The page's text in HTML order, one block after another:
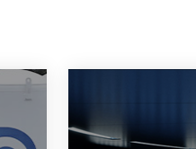
삼성SDS,